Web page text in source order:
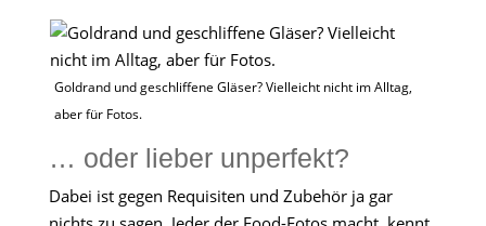
Goldrand und geschliffene Gläser? Vielleicht nicht im Alltag,
aber für Fotos.
… oder lieber unperfekt?
Dabei ist gegen Requisiten und Zubehör ja gar